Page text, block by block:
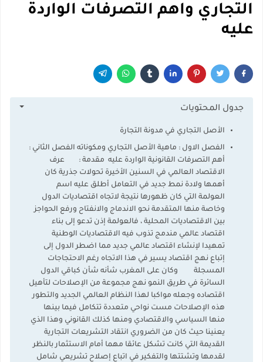
التجاري واهم التصرفات الواردة
عليه
جدول المحتويات
الأصل التجاري في مدونة التجارة
الفصل الاول : ماهية الأصل التجاري ومكوناته الفصل الثاني :
أهم التصرفات القانونية الواردة عليه مقدمة : عرف
الاقتصاد العالمي في السنين الأخيرة تحولات جذرية كان
أهمها ولادة نمط جديد في التعامل أطلق عليه اسم
العولمة التي كان ظهورها نتيجة لاتجاه اقتصاديات الدول
وخاصة منها المتقدمة نحو الاندماج والانفتاح ورفع الحواجز
بين الاقتصاديات المحلية ، فالعولمة إذن تدعو إلى بناء
اقتصاد عالمي مندمج تذوب فيه الاقتصاديات الوطنية
تمهيدا لإنشاء اقتصاد عالمي جديد مما اضطر الدول إلى
إتباع نهج اقتصاد يسير في هذا الاتجاه رغم الاحتجاجات
المسجلة وكان على المغرب شأنه شأن كباقي الدول
السائرة في طريق النمو نهج مجموعة من الإصلاحات لتأهيل
اقتصاده وجعله مواكبا لهذا النظام العالمي الجديد والتطور
هذه الإصلاحات مست نواحي متعددة تتكامل فيما بينها
منها السياسي والاقتصادي ومنها كذلك القانوني وهذا الذي
يعنينا حيث كان من الضروري انتقاد التشريعات التجارية
القديمة التي كانت تشكل عائقا مهما أمام الاستثمار بالنظر
لقدمها وتشتتها والتفكير في اتباع إصلاح تشريعي شامل